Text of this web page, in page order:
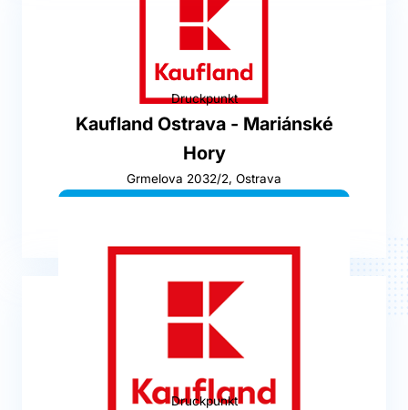
Druckpunkt
Kaufland Ostrava - Mariánské
Hory
Grmelova 2032/2, Ostrava
Druckpunkt